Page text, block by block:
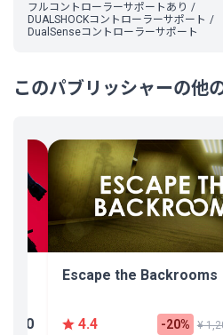
フルコントローラーサポートあり
DUALSHOCKコントローラーサポート
DualSenseコントローラーサポート
このパブリッシャーの他
Escape the Backrooms
4.4 -20% ¥